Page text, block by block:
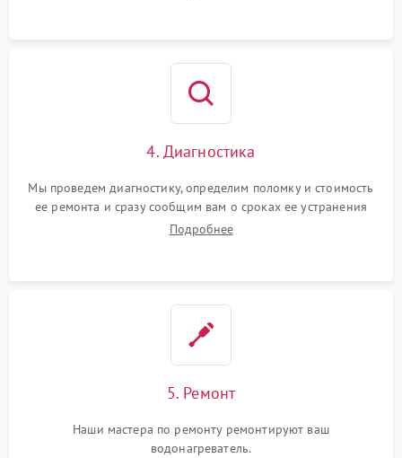
4. Диагностика
Мы проведем диагностику, определим поломку и стоимость
ее ремонта и сразу сообщим вам о сроках ее устранения
Подробнее
5. Ремонт
Наши мастера по ремонту ремонтируют ваш
водонагреватель.